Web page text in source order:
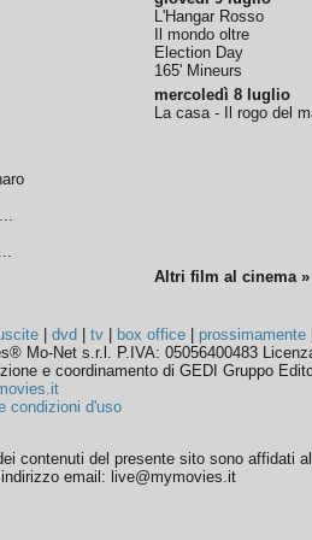
L'Hangar Rosso
Il mondo oltre
Election Day
165' Mineurs
mercoledì 8 luglio
La casa - Il rogo del
Altri film al cinema »
|dvd |tv box office prossimamente
Mo-Net s.r.l. P.IVA: 05056400483
e coordinamento di GEDI Gruppo
condizioni d'uso
contenuti del presente sito sono affidati
email: live@mymovies.it